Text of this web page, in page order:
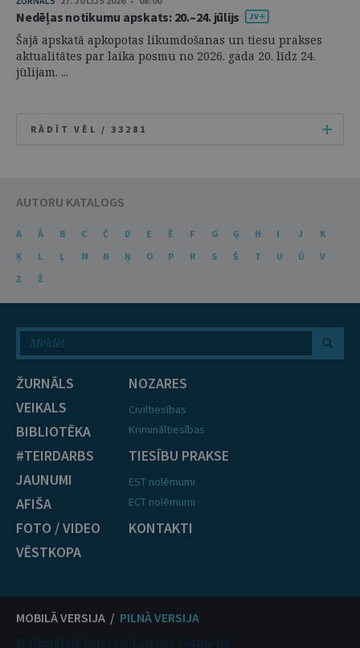
Nedēļas notikumu apskats: 20.–24. jūlijs
Šajā apskatā apkopotas likumdošanas un tiesu prakses
aktualitātes par laika posmu no 2026. gada 20. līdz 24.
jūlijam. ...
RĀDĪT VĒL / 33281
AUTORU KATALOGS
A Ā B C Č D E Ē F G Ģ H I J
K
Ķ
L Ļ M N Ņ O P R S Š T U Ū
V
Z
Ž
ŽURNĀLS
VEIKALS
BIBLIOTĒKA
#TEIRDARBS
JAUNUMI
AFIŠA
FOTO / VIDEO
VĒSTKOPA
NOZARES
Civiltiesības
Krimināltiesības
TIESĪBU PRAKSE
EST nolēmumi
ECT nolēmumi
KONTAKTI
MOBILĀ VERSIJA / PILNĀ VERSIJA
© Oficiālais izdevējs Latvijas Vēstnesis